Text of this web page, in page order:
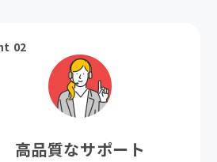
02
高品質なサポート